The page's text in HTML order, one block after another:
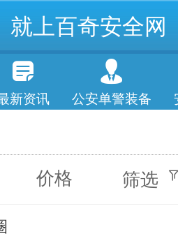
就上百奇安全网
新资讯 公安单警装备
价格 筛选